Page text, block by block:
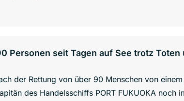
Personen seit Tagen auf See trotz Toten
der Rettung von über 90 Menschen von
des Handelsschiffs PORT FUKUOKA noch